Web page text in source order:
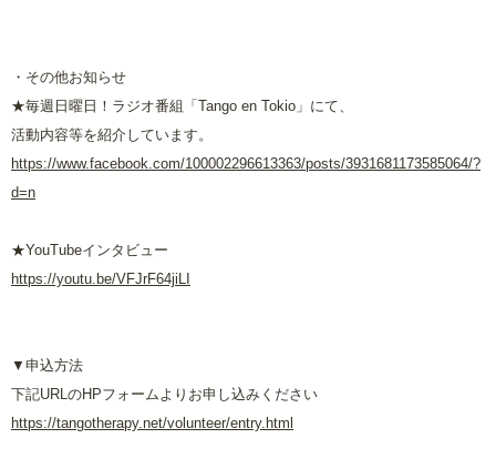
・その他お知らせ
★毎週日曜日！ラジオ番組「Tango en Tokio」にて、
活動内容等を紹介しています。
https://www.facebook.com/100002296613363/posts/3931681173585064/?
d=n
★YouTubeインタビュー
https://youtu.be/VFJrF64jiLI
▼申込方法
下記URLのHPフォームよりお申し込みください
https://tangotherapy.net/volunteer/entry.html